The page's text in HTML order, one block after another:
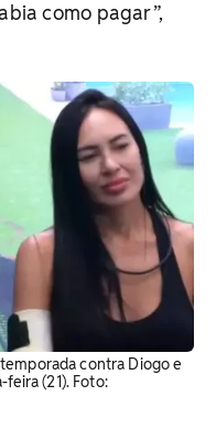
como pagar”,
contra Diogo e
(21). Foto: